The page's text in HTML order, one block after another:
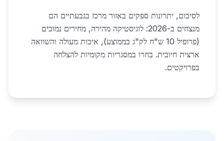
לסיכום, יתרונות ספקים באזור מרכז בגבעתיים הם
מנצחים ב-2026: לוגיסטיקה מהירה, מחירים נמוכים
(פרופיל 10 ש"ח לק"ג בממוצע), איכות מעולה והשוואה
ארצית חיובית. בחרו במסגריות מקומיות להצלחה
בפרויקטים.